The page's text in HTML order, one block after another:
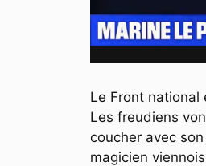
Le Front national
Les freudiens
coucher avec
magicien